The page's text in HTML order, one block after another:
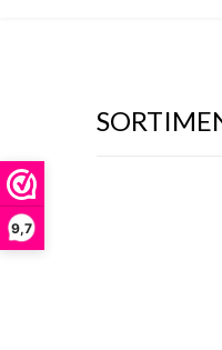
9,7